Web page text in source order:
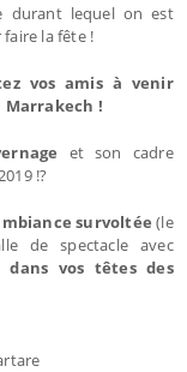
durant lequel on est
la fête !
vos amis à venir
Marrakech !
et son cadre
!?
survoltée (le
de spectacle avec
vos têtes des